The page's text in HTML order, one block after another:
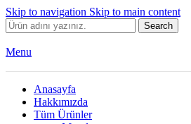
Skip to navigation Skip to main content
Search
Menu
Anasayfa
Hakkımızda
Tüm Ürünler